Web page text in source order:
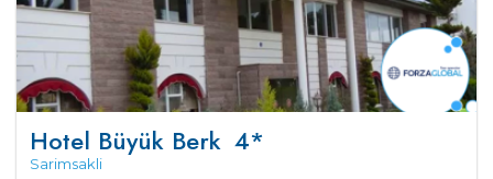
Hotel Büyük Berk 4*
Sarimsakli